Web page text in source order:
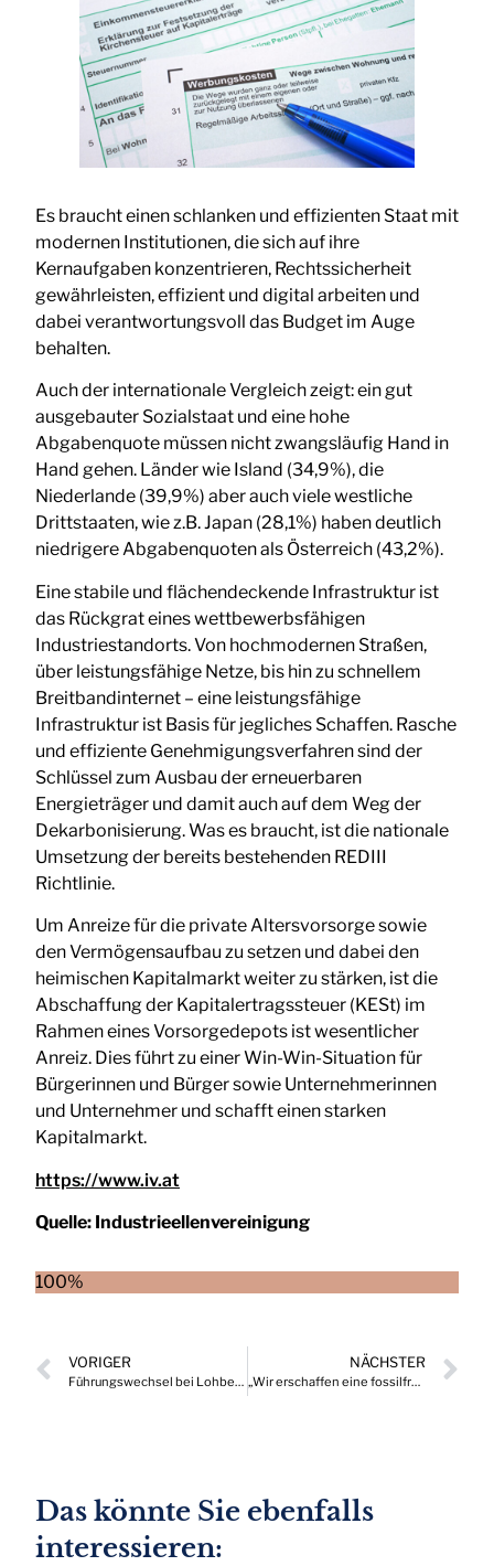
Es braucht einen schlanken und effizienten Staat mit
modernen Institutionen, die sich auf ihre
Kernaufgaben konzentrieren, Rechtssicherheit
gewährleisten, effizient und digital arbeiten und
dabei verantwortungsvoll das Budget im Auge
behalten.
Auch der internationale Vergleich zeigt: ein gut
ausgebauter Sozialstaat und eine hohe
Abgabenquote müssen nicht zwangsläufig Hand in
Hand gehen. Länder wie Island (34,9%), die
Niederlande (39,9%) aber auch viele westliche
Drittstaaten, wie z.B. Japan (28,1%) haben deutlich
niedrigere Abgabenquoten als Österreich (43,2%).
Eine stabile und flächendeckende Infrastruktur ist
das Rückgrat eines wettbewerbsfähigen
Industriestandorts. Von hochmodernen Straßen,
über leistungsfähige Netze, bis hin zu schnellem
Breitbandinternet – eine leistungsfähige
Infrastruktur ist Basis für jegliches Schaffen. Rasche
und effiziente Genehmigungsverfahren sind der
Schlüssel zum Ausbau der erneuerbaren
Energieträger und damit auch auf dem Weg der
Dekarbonisierung. Was es braucht, ist die nationale
Umsetzung der bereits bestehenden REDIII
Richtlinie.
Um Anreize für die private Altersvorsorge sowie
den Vermögensaufbau zu setzen und dabei den
heimischen Kapitalmarkt weiter zu stärken, ist die
Abschaffung der Kapitalertragssteuer (KESt) im
Rahmen eines Vorsorgedepots ist wesentlicher
Anreiz. Dies führt zu einer Win-Win-Situation für
Bürgerinnen und Bürger sowie Unternehmerinnen
und Unternehmer und schafft einen starken
Kapitalmarkt.
https://www.iv.at
Quelle: Industrieellenvereinigung
100%
VORIGER
Führungswechsel bei Lohberger
NÄCHSTER
„Wir erschaffen eine fossilfreie Zukunft für unsere Kinder“
Das könnte Sie ebenfalls
interessieren: